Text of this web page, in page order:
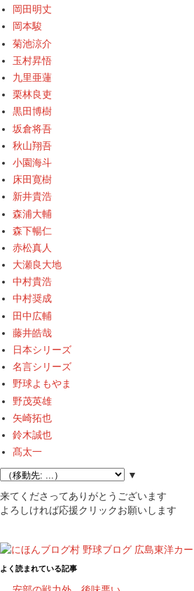
岡田明丈
岡本駿
菊池涼介
玉村昇悟
九里亜蓮
栗林良吏
黒田博樹
坂倉将吾
秋山翔吾
小園海斗
床田寛樹
新井貴浩
森浦大輔
森下暢仁
赤松真人
大瀬良大地
中村貴浩
中村奨成
田中広輔
藤井皓哉
日本シリーズ
名言シリーズ
野球よもやま
野茂英雄
矢崎拓也
鈴木誠也
髙太一
▼
来てくださってありがとうございます
よろしければ応援クリックお願いします
よく読まれている記事